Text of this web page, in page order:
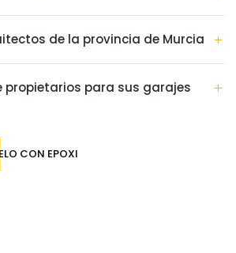
de la provincia de Murcia
propietarios para sus garajes
CON EPOXI